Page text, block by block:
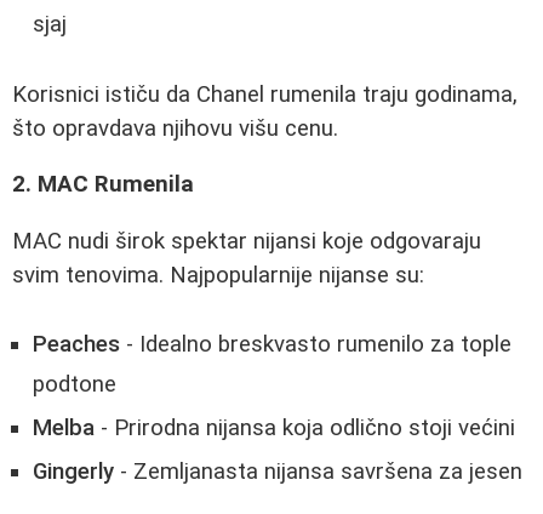
sjaj
Korisnici ističu da Chanel rumenila traju godinama,
što opravdava njihovu višu cenu.
2. MAC Rumenila
MAC nudi širok spektar nijansi koje odgovaraju
svim tenovima. Najpopularnije nijanse su:
Peaches - Idealno breskvasto rumenilo za tople
podtone
Melba - Prirodna nijansa koja odlično stoji većini
Gingerly - Zemljanasta nijansa savršena za jesen